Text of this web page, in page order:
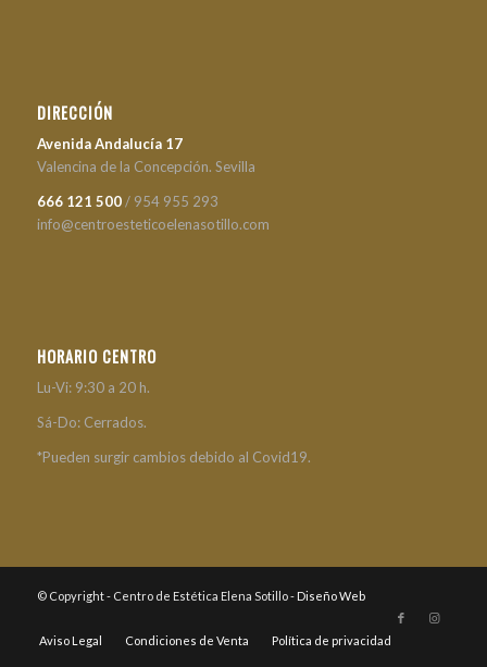
DIRECCIÓN
Avenida Andalucía 17
Valencina de la Concepción. Sevilla
666 121 500/ 954 955 293
info@centroesteticoelenasotillo.com
HORARIO CENTRO
Lu-Vi: 9:30 a 20 h.
Sá-Do: Cerrados.
*Pueden surgir cambios debido al Covid19.
© Copyright - Centro de Estética Elena Sotillo - Diseño Web
Aviso Legal Condiciones de Venta Política de privacidad